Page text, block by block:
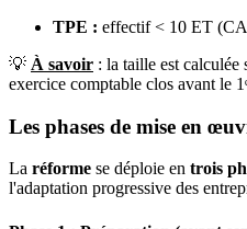
TPE : effectif < 10 ET
💡 À savoir : la taille est calculée
exercice comptable clos avant le
Les phases de mise en
La réforme se déploie en trois
l'adaptation progressive des